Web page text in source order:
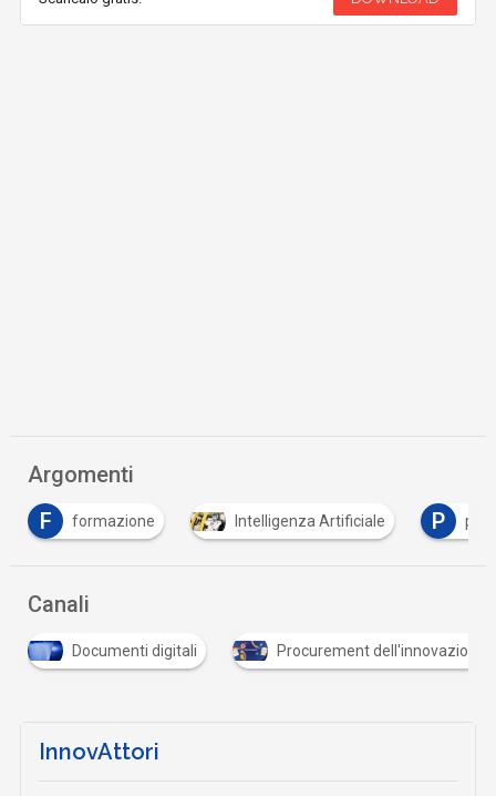
Argomenti
F
formazione Intelligenza Artificiale P
Canali
Documenti digitali Procurement dell'innovazione
InnovAttori